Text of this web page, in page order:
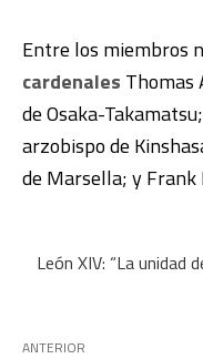
Entre los miembros
cardenales Thomas
de Osaka-
arzobispo de
de Marsella; y Frank
León XIV: “La
ANTERIOR